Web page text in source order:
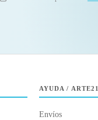
AYUDA / ARTE21
Envíos